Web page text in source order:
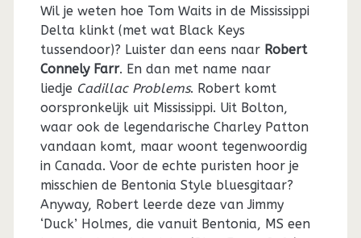
Wil je weten hoe Tom Waits in de Mississippi
Delta klinkt (met wat Black Keys
tussendoor)? Luister dan eens naar Robert
Connely Farr. En dan met name naar
liedje Cadillac Problems. Robert komt
oorspronkelijk uit Mississippi. Uit Bolton,
waar ook de legendarische Charley Patton
vandaan komt, maar woont tegenwoordig
in Canada. Voor de echte puristen hoor je
misschien de Bentonia Style bluesgitaar?
Anyway, Robert leerde deze van Jimmy
‘Duck’ Holmes, die vanuit Bentonia, MS een